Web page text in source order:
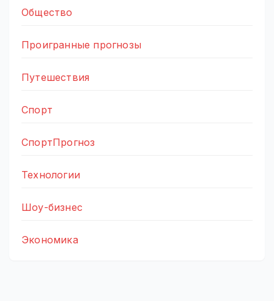
Общество
Проигранные прогнозы
Путешествия
Спорт
СпортПрогноз
Технологии
Шоу-бизнес
Экономика